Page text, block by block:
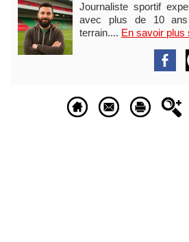
Journaliste sportif
avec plus de 10
terrain.... En savoir plus